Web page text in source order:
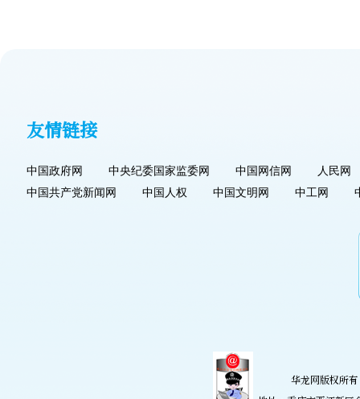
友情链接
中国政府网 中央纪委国家监委网 中国网信网
人民网
中国共产党新闻网
中国人权 中国文明网 中工网
华龙网版权所